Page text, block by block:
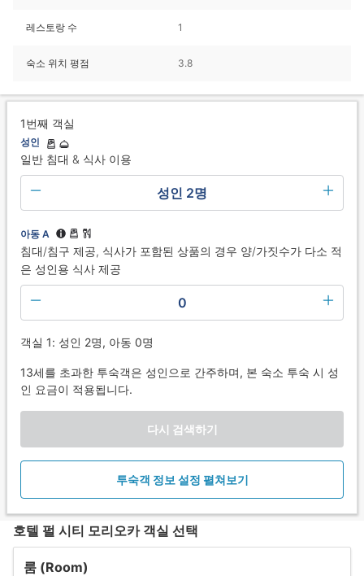
레스토랑 수 1
숙소 위치 평점 3.8
1번째 객실
성인
일반 침대 & 식사 이용
성인 2명
아동 A
침대/침구 제공, 식사가 포함된 상품의 경우 양/가짓수가 다소 적
은 성인용 식사 제공
0
객실 1: 성인 2명, 아동 0명
13세를 초과한 투숙객은 성인으로 간주하며, 본 숙소 투숙 시 성
인 요금이 적용됩니다.
다시 검색하기
투숙객 정보 설정 펼쳐보기
호텔 펄 시티 모리오카 객실 선택
룸 (Room)